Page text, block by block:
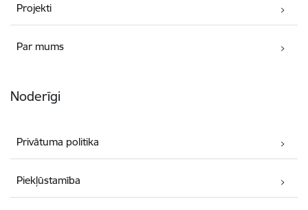
Projekti
Par mums
Noderīgi
Privātuma politika
Piekļūstamība